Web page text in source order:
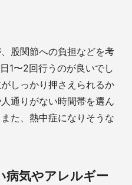
股関節への負担などを考
1〜2回行うのが良いでし
しっかり押さえられるか
通りがない時間帯を選ん
た、熱中症になりそうな
病気やアレルギー